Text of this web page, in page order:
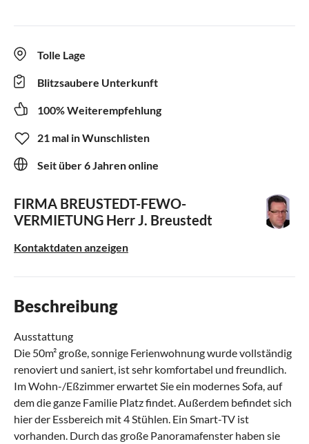
Tolle Lage
Blitzsaubere Unterkunft
100% Weiterempfehlung
21 mal in Wunschlisten
Seit über 6 Jahren online
FIRMA BREUSTEDT-FEWO-
VERMIETUNG Herr J. Breustedt
Kontaktdaten anzeigen
Beschreibung
Ausstattung
Die 50m² große, sonnige Ferienwohnung wurde vollständig
renoviert und saniert, ist sehr komfortabel und freundlich.
Im Wohn-/Eßzimmer erwartet Sie ein modernes Sofa, auf
dem die ganze Familie Platz findet. Außerdem befindet sich
hier der Essbereich mit 4 Stühlen. Ein Smart-TV ist
vorhanden. Durch das große Panoramafenster haben sie